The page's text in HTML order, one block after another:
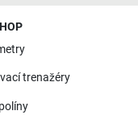
trenažéry